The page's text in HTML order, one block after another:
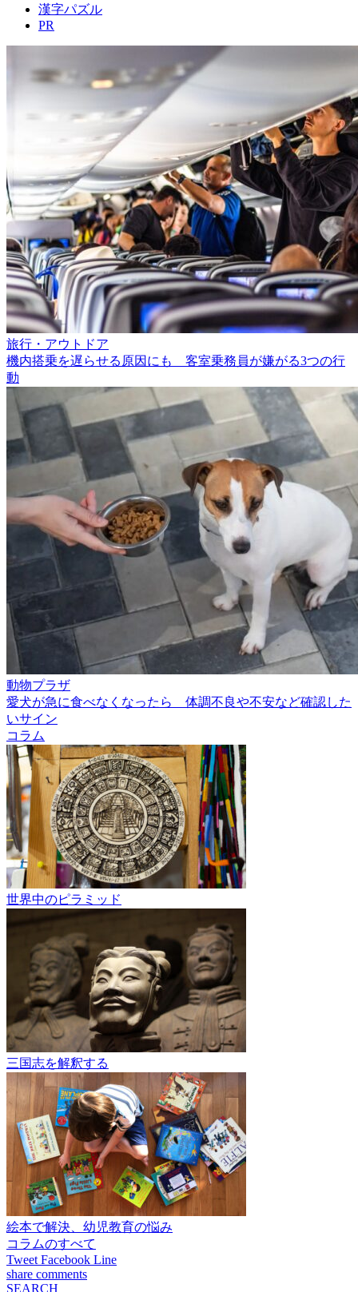
漢字パズル
PR
旅行・アウトドア
機内搭乗を遅らせる原因にも 客室乗務員が嫌がる3つの行
動
動物プラザ
愛犬が急に食べなくなったら 体調不良や不安など確認した
いサイン
コラム
世界中のピラミッド
三国志を解釈する
絵本で解決、幼児教育の悩み
コラムのすべて
Tweet Facebook Line
share comments
SEARCH